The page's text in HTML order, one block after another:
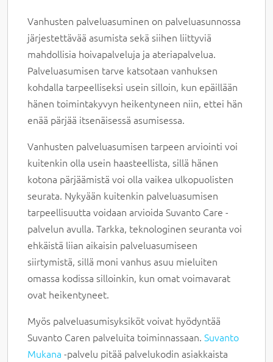
Vanhusten palveluasuminen on palveluasunnossa
järjestettävää asumista sekä siihen liittyviä
mahdollisia hoivapalveluja ja ateriapalvelua.
Palveluasumisen tarve katsotaan vanhuksen
kohdalla tarpeelliseksi usein silloin, kun epäillään
hänen toimintakyvyn heikentyneen niin, ettei hän
enää pärjää itsenäisessä asumisessa.
Vanhusten palveluasumisen tarpeen arviointi voi
kuitenkin olla usein haasteellista, sillä hänen
kotona pärjäämistä voi olla vaikea ulkopuolisten
seurata. Nykyään kuitenkin palveluasumisen
tarpeellisuutta voidaan arvioida Suvanto Care -
palvelun avulla. Tarkka, teknologinen seuranta voi
ehkäistä liian aikaisin palveluasumiseen
siirtymistä, sillä moni vanhus asuu mieluiten
omassa kodissa silloinkin, kun omat voimavarat
ovat heikentyneet.
Myös palveluasumisyksiköt voivat hyödyntää
Suvanto Caren palveluita toiminnassaan.Suvanto
Mukana -palvelu pitää palvelukodin asiakkaista